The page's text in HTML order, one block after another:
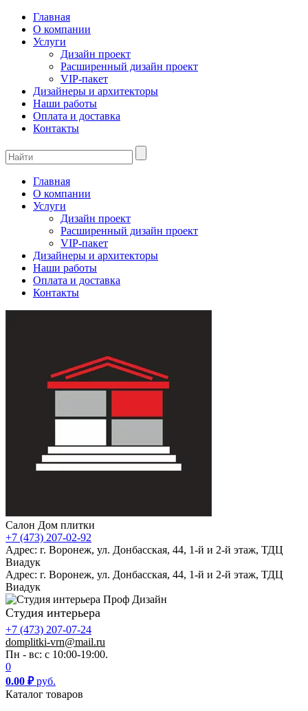
Главная
О компании
Услуги
Дизайн проект
Расширенный дизайн проект
VIP-пакет
Дизайнеры и архитекторы
Наши работы
Оплата и доставка
Контакты
Главная
О компании
Услуги
Дизайн проект
Расширенный дизайн проект
VIP-пакет
Дизайнеры и архитекторы
Наши работы
Оплата и доставка
Контакты
Салон Дом плитки
+7 (473) 207-02-92
Адрес: г. Воронеж, ул. Донбасская, 44, 1-й и 2-й этаж, ТДЦ
Виадук
Адрес: г. Воронеж, ул. Донбасская, 44, 1-й и 2-й этаж, ТДЦ
Виадук
Студия интерьера
+7 (473) 207-07-24
domplitki-vrn@mail.ru
Пн - вс: с 10:00-19:00.
0
0.00 ₽руб.
Каталог товаров